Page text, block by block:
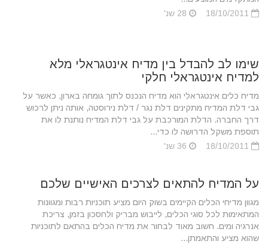
שימו לב להבדל בין מדיח אינטגראלי מלא
למדיח אינטגראלי חלקי
מדיח כלים אינטגראלי הוא מדיח הנכנס לתוך גומחה בארון, כאשר על
גבי דלת המדיח מתקינים דלת נגר / דלת נירוסטה, אותה ניתן לרכוש
דרך החברה. הדלת המורכבת על גבי דלת המדיח נותנת לו את
תוספת משקל הדרושה לו כדי...
על המדיח להתאים לצרכים האישיים שלכם
מגוון מדיחי הכלים הקיימים בשוק היום מציע תוכניות רבות ומגוונות
המתאימות לכל סוגי הכלים, לייבוש מבריק ולחסכון בזמן, צריכת
אנרגיה ומים. חשוב מאוד לבחור את מדיח הכלים בהתאם לתוכניות
שהוא מציע והתאמתן...